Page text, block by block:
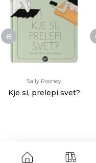
e
Sally Rooney
Kje si, prelepi svet?